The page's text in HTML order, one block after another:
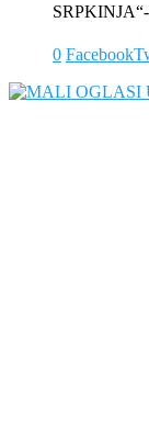
0 Facebook